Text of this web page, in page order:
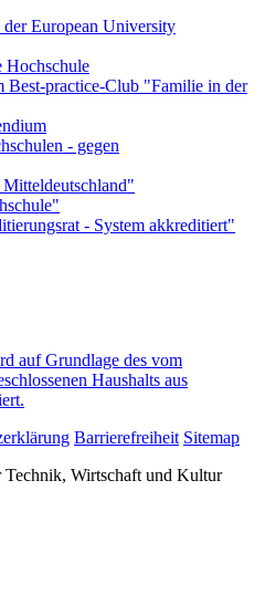
auf Grundlage des vom
Haushalts aus
Barrierefreiheit Sitemap
Wirtschaft und Kultur